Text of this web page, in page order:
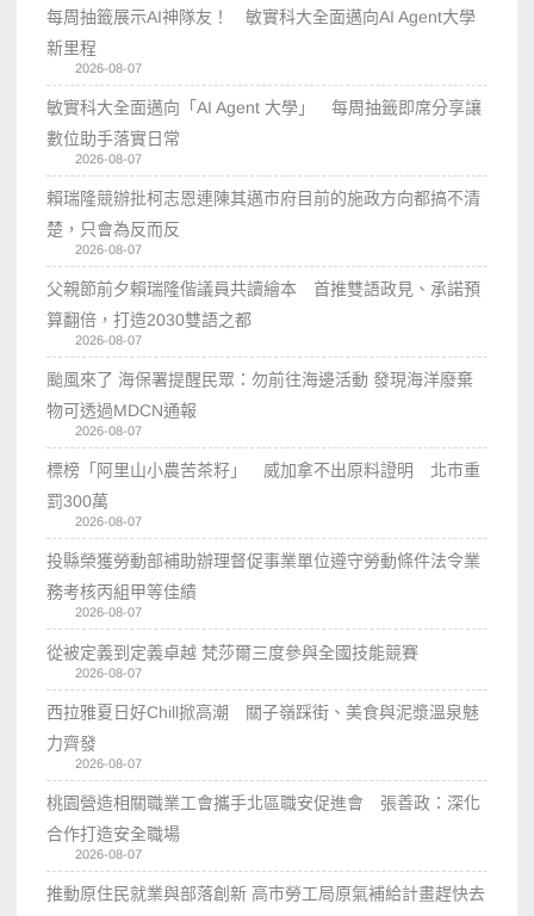
每周抽籤展示AI神隊友！ 敏實科大全面邁向AI Agent大學
新里程
2026-08-07
敏實科大全面邁向「AI Agent 大學」 每周抽籤即席分享讓
數位助手落實日常
2026-08-07
賴瑞隆競辦批柯志恩連陳其邁市府目前的施政方向都搞不清
楚，只會為反而反
2026-08-07
父親節前夕賴瑞隆偕議員共讀繪本 首推雙語政見、承諾預
算翻倍，打造2030雙語之都
2026-08-07
颱風來了 海保署提醒民眾：勿前往海邊活動 發現海洋廢棄
物可透過MDCN通報
2026-08-07
標榜「阿里山小農苦茶籽」 威加拿不出原料證明 北市重
罰300萬
2026-08-07
投縣榮獲勞動部補助辦理督促事業單位遵守勞動條件法令業
務考核丙組甲等佳績
2026-08-07
從被定義到定義卓越 梵莎爾三度參與全國技能競賽
2026-08-07
西拉雅夏日好Chill掀高潮 關子嶺踩街、美食與泥漿溫泉魅
力齊發
2026-08-07
桃園營造相關職業工會攜手北區職安促進會 張善政：深化
合作打造安全職場
2026-08-07
推動原住民就業與部落創新 高市勞工局原氣補給計畫趕快去